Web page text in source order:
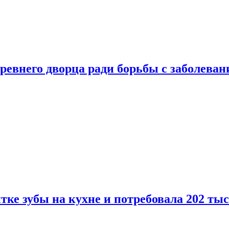
дворца ради борьбы с
зубы на кухне и потребовала 202